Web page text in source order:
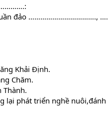
đảo …………………………….,
Khải Định.
Chăm.
Thành.
lại phát triển nghề nuôi,đánh